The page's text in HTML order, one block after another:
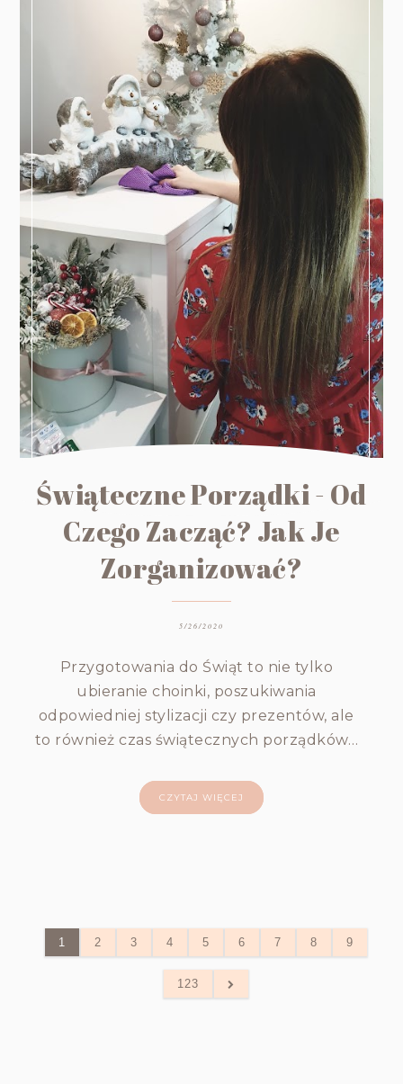
Świąteczne Porządki - Od
Czego Zacząć? Jak Je
Zorganizować?
5/26/2020
Przygotowania do Świąt to nie tylko
ubieranie choinki, poszukiwania
odpowiedniej stylizacji czy prezentów, ale
to również czas świątecznych porządków…
CZYTAJ WIĘCEJ
1 2 3 4 5 6 7 8 9
123